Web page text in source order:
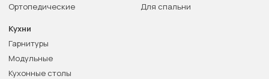
Ортопедические
Для спальни
Кухни
Гарнитуры
Модульные
Кухонные столы